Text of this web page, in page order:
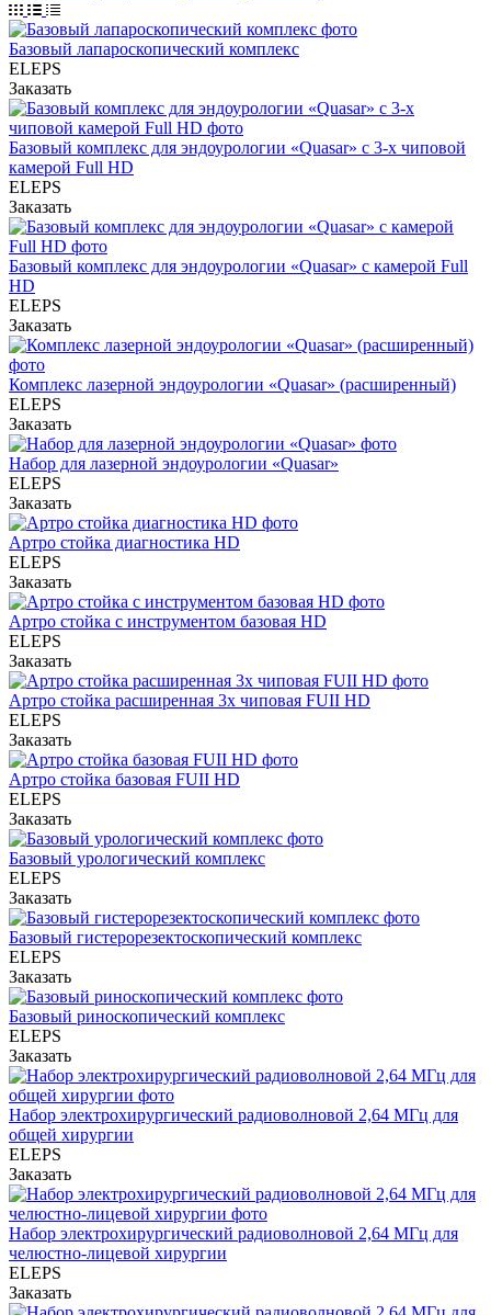
Базовый лапароскопический комплекс
ELEPS
Заказать
Базовый комплекс для эндоурологии «Quasar» с 3-х чиповой
камерой Full HD
ELEPS
Заказать
Базовый комплекс для эндоурологии «Quasar» с камерой Full
HD
ELEPS
Заказать
Комплекс лазерной эндоурологии «Quasar» (расширенный)
ELEPS
Заказать
Набор для лазерной эндоурологии «Quasar»
ELEPS
Заказать
Артро стойка диагностика HD
ELEPS
Заказать
Артро стойка с инструментом базовая HD
ELEPS
Заказать
Артро стойка расширенная 3х чиповая FUII HD
ELEPS
Заказать
Артро стойка базовая FUII HD
ELEPS
Заказать
Базовый урологический комплекс
ELEPS
Заказать
Базовый гистерорезектоскопический комплекс
ELEPS
Заказать
Базовый риноскопический комплекс
ELEPS
Заказать
Набор электрохирургический радиоволновой 2,64 МГц для
общей хирургии
ELEPS
Заказать
Набор электрохирургический радиоволновой 2,64 МГц для
челюстно-лицевой хирургии
ELEPS
Заказать